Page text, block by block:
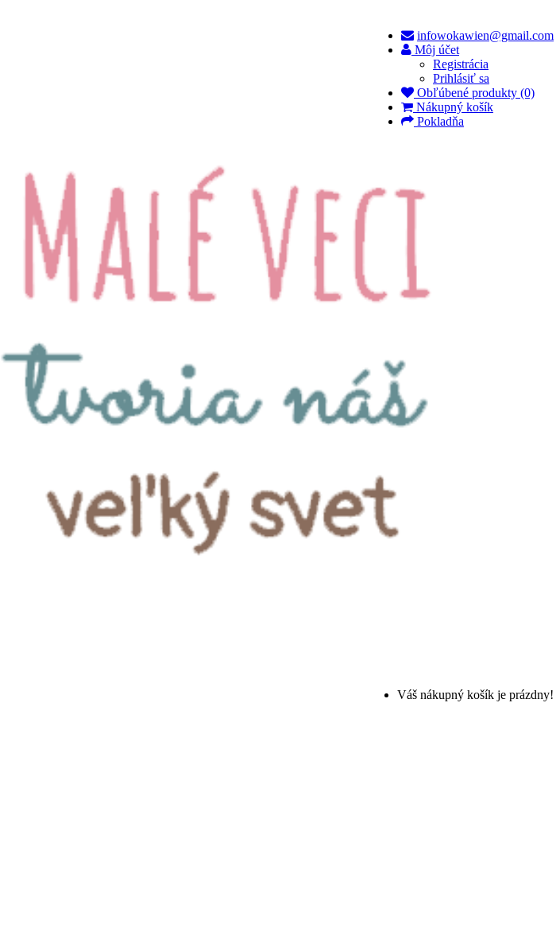
infowokawien@gmail.com
Môj účet
Registrácia
Prihlásiť sa
Obľúbené produkty (0)
Nákupný košík
Pokladňa
Váš nákupný košík je prázdny!